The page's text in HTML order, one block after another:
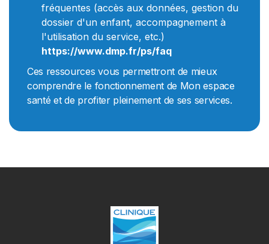
fréquentes (accès aux données, gestion du
dossier d'un enfant, accompagnement à
l'utilisation du service, etc.)
https://www.dmp.fr/ps/faq
Ces ressources vous permettront de mieux
comprendre le fonctionnement de Mon espace
santé et de profiter pleinement de ses services.